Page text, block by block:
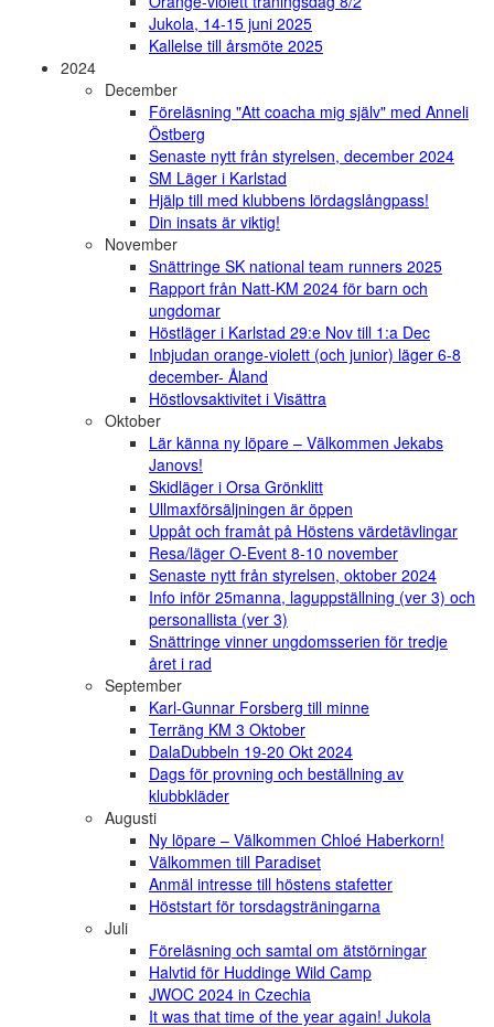
Jukola, 14-15 juni 2025
Kallelse till årsmöte 2025
2024
December
Föreläsning "Att coacha mig själv" med Anneli
Östberg
Senaste nytt från styrelsen, december 2024
SM Läger i Karlstad
Hjälp till med klubbens lördagslångpass!
Din insats är viktig!
November
Snättringe SK national team runners 2025
Rapport från Natt-KM 2024 för barn och
ungdomar
Höstläger i Karlstad 29:e Nov till 1:a Dec
Inbjudan orange-violett (och junior) läger 6-8
december- Åland
Höstlovsaktivitet i Visättra
Oktober
Lär känna ny löpare – Välkommen Jekabs
Janovs!
Skidläger i Orsa Grönklitt
Ullmaxförsäljningen är öppen
Uppåt och framåt på Höstens värdetävlingar
Resa/läger O-Event 8-10 november
Senaste nytt från styrelsen, oktober 2024
Info inför 25manna, laguppställning (ver 3) och
personallista (ver 3)
Snättringe vinner ungdomsserien för tredje
året i rad
September
Karl-Gunnar Forsberg till minne
Terräng KM 3 Oktober
DalaDubbeln 19-20 Okt 2024
Dags för provning och beställning av
klubbkläder
Augusti
Ny löpare – Välkommen Chloé Haberkorn!
Välkommen till Paradiset
Anmäl intresse till höstens stafetter
Höststart för torsdagsträningarna
Juli
Föreläsning och samtal om ätstörningar
Halvtid för Huddinge Wild Camp
JWOC 2024 in Czechia
It was that time of the year again! Jukola